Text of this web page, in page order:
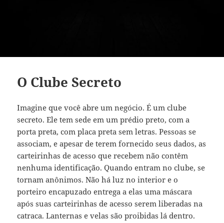
O Clube Secreto
Imagine que você abre um negócio. É um clube
secreto. Ele tem sede em um prédio preto, com a
porta preta, com placa preta sem letras. Pessoas se
associam, e apesar de terem fornecido seus dados, as
carteirinhas de acesso que recebem não contêm
nenhuma identificação. Quando entram no clube, se
tornam anônimos. Não há luz no interior e o
porteiro encapuzado entrega a elas uma máscara
após suas carteirinhas de acesso serem liberadas na
catraca. Lanternas e velas são proibidas lá dentro.